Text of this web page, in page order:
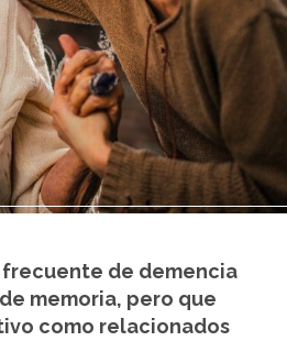
frecuente de demencia
memoria, pero que
como relacionados